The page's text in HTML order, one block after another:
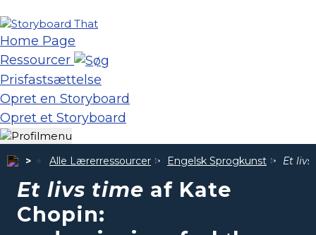
Home Page
Ressourcer
Prisfastsættelse
Opret en Storyboard
Opret et Storyboard
Alle Lærerressourcer Engelsk Sprogkunst Et
Et livs time af Kate
Chopin: